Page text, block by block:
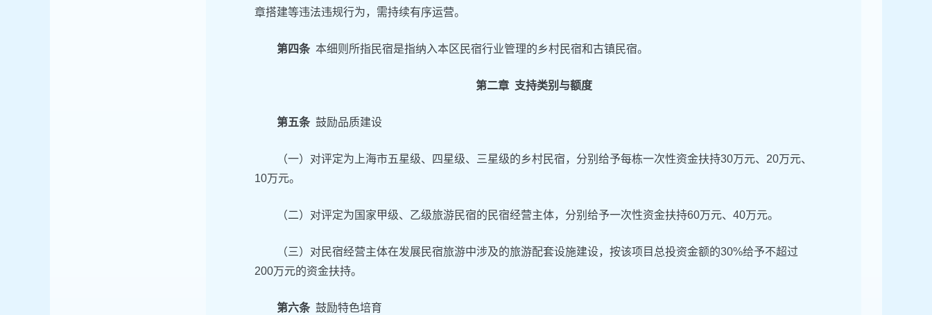
章搭建等违法违规行为，需持续有序运营。
第四条 本细则所指民宿是指纳入本区民宿行业管理的乡村民宿和古镇民宿。
第二章 支持类别与额度
第五条 鼓励品质建设
（一）对评定为上海市五星级、四星级、三星级的乡村民宿，分别给予每栋一次性资金扶持30万元、20万元、
10万元。
（二）对评定为国家甲级、乙级旅游民宿的民宿经营主体，分别给予一次性资金扶持60万元、40万元。
（三）对民宿经营主体在发展民宿旅游中涉及的旅游配套设施建设，按该项目总投资金额的30%给予不超过
200万元的资金扶持。
第六条 鼓励特色培育